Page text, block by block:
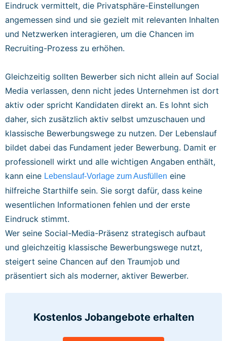
Eindruck vermittelt, die Privatsphäre-Einstellungen
angemessen sind und sie gezielt mit relevanten Inhalten
und Netzwerken interagieren, um die Chancen im
Recruiting-Prozess zu erhöhen.
Gleichzeitig sollten Bewerber sich nicht allein auf Social
Media verlassen, denn nicht jedes Unternehmen ist dort
aktiv oder spricht Kandidaten direkt an. Es lohnt sich
daher, sich zusätzlich aktiv selbst umzuschauen und
klassische Bewerbungswege zu nutzen. Der Lebenslauf
bildet dabei das Fundament jeder Bewerbung. Damit er
professionell wirkt und alle wichtigen Angaben enthält,
kann eine Lebenslauf-Vorlage zum Ausfüllen eine
hilfreiche Starthilfe sein. Sie sorgt dafür, dass keine
wesentlichen Informationen fehlen und der erste
Eindruck stimmt.
Wer seine Social-Media-Präsenz strategisch aufbaut
und gleichzeitig klassische Bewerbungswege nutzt,
steigert seine Chancen auf den Traumjob und
präsentiert sich als moderner, aktiver Bewerber.
Kostenlos Jobangebote erhalten